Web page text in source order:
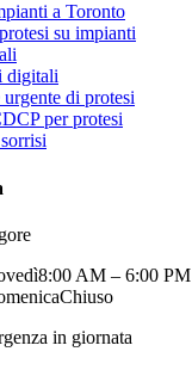
a Toronto
su impianti
digitali
di protesi
per protesi
8:00 AM – 6:00 PM
Chiuso
in giornata